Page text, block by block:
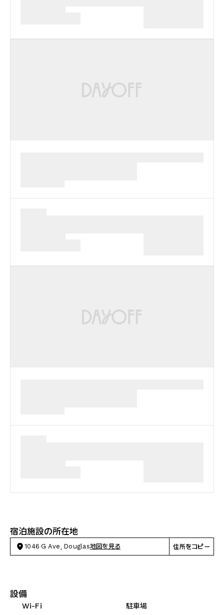
宿泊施設の所在地
1046 G Ave, Douglas地図を見る 住所をコピー
設備
Wi-Fi
駐車場